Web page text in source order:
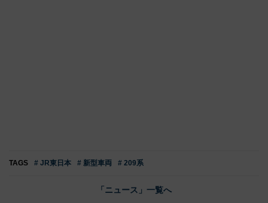
TAGS # JR東日本 # 新型車両 # 209系
「ニュース」一覧へ